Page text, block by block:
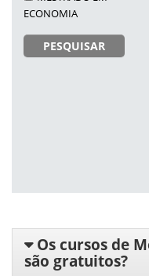
ECONOMIA
PESQUISAR
Os cursos de
são gratuitos?